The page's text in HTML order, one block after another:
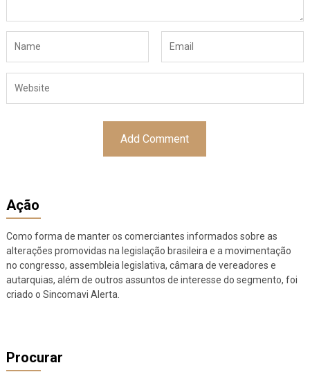
Ação
Como forma de manter os comerciantes informados sobre as
alterações promovidas na legislação brasileira e a movimentação
no congresso, assembleia legislativa, câmara de vereadores e
autarquias, além de outros assuntos de interesse do segmento, foi
criado o Sincomavi Alerta.
Procurar